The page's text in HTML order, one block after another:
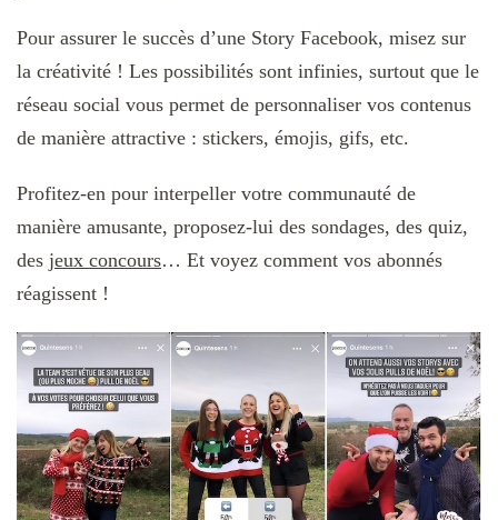
Pour assurer le succès d’une Story Facebook, misez sur
la créativité ! Les possibilités sont infinies, surtout que le
réseau social vous permet de personnaliser vos contenus
de manière attractive : stickers, émojis, gifs, etc.
Profitez-en pour interpeller votre communauté de
manière amusante, proposez-lui des sondages, des quiz,
des jeux concours… Et voyez comment vos abonnés
réagissent !